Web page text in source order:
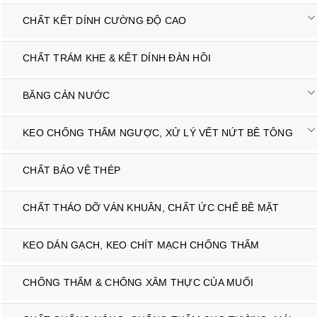
CHẤT KẾT DÍNH CƯỜNG ĐỘ CAO
CHẤT TRÁM KHE & KẾT DÍNH ĐÀN HỒI
BĂNG CẢN NƯỚC
KEO CHỐNG THẤM NGƯỢC, XỬ LÝ VẾT NỨT BÊ TÔNG
CHẤT BẢO VỆ THÉP
CHẤT THÁO DỠ VÁN KHUÂN, CHẤT ỨC CHẾ BỀ MẶT
KEO DÁN GẠCH, KEO CHÍT MẠCH CHỐNG THẤM
CHỐNG THẤM & CHỐNG XÂM THỰC CỦA MUỐI